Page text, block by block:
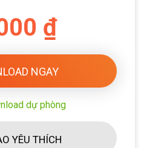
₫
NGAY
dự phòng
YÊU THÍCH